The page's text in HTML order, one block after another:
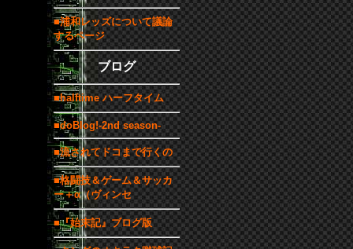
■浦和レッズについて議論
するページ
ブログ
■halftime ハーフタイム
■doBlog!-2nd season-
■流されてドコまで行くの
■格闘技＆ゲーム＆サッカ
ー＋α（ヴィンセ
■『始末記』ブログ版